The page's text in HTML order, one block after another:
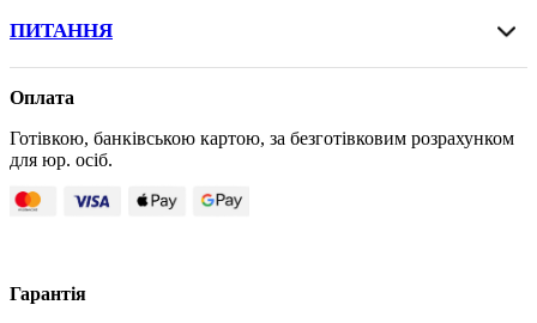
ПИТАННЯ
Оплата
Готівкою, банківською картою, за безготівковим розрахунком
для юр. осіб.
Гарантія